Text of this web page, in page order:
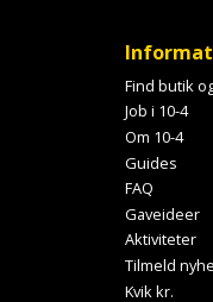
Find butik
Job i 10-4
Om 10-4
Guides
FAQ
Gaveideer
Aktiviteter
Tilmeld
Kvik kr.